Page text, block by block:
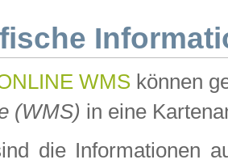
WMS können
(WMS) in eine
die Informationen